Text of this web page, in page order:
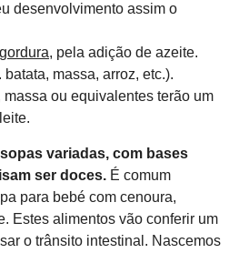
desenvolvimento assim o
, pela adição de azeite.
batata, massa, arroz, etc.).
ou equivalentes terão um
variadas, com bases
ser doces. É comum
para bebé com cenoura,
Estes alimentos vão conferir um
o trânsito intestinal. Nascemos